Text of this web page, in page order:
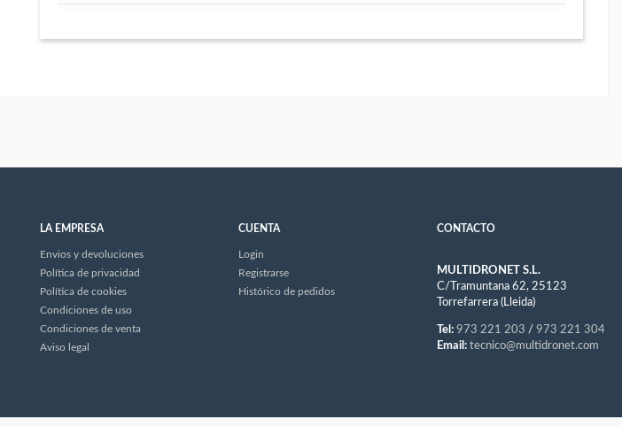
LA EMPRESA
Envios y devoluciones
Política de privacidad
Política de cookies
Condiciones de uso
Condiciones de venta
Aviso legal
CUENTA
Login
Registrarse
Histórico de pedidos
CONTACTO
MULTIDRONET S.L.
C/Tramuntana 62, 25123
Torrefarrera (Lleida)
Tel: 973 221 203 / 973 221 304
Email: tecnico@multidronet.com